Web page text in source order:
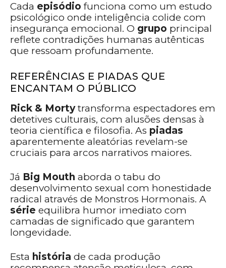
Cada episódio funciona como um estudo
psicológico onde inteligência colide com
insegurança emocional. O grupo principal
reflete contradições humanas autênticas
que ressoam profundamente.
REFERÊNCIAS E PIADAS QUE
ENCANTAM O PÚBLICO
Rick & Mortytransforma espectadores em
detetives culturais, com alusões densas à
teoria científica e filosofia. As piadas
aparentemente aleatórias revelam-se
cruciais para arcos narrativos maiores.
Já Big Mouth aborda o tabu do
desenvolvimento sexual com honestidade
radical através de Monstros Hormonais. A
série equilibra humor imediato com
camadas de significado que garantem
longevidade.
Esta história de cada produção